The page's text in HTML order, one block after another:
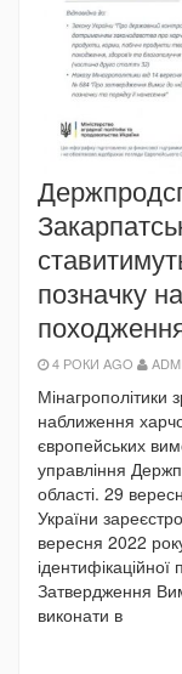
позначку
4 РОКИ AGO
Мінагрополітики
наближення
європейських
управління
області. 29
України
вересня 2022
Затвердження
виконати в